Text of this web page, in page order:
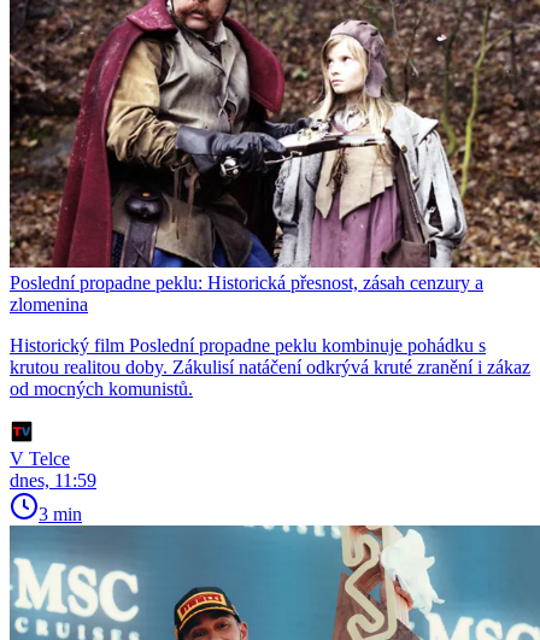
Poslední propadne peklu: Historická přesnost, zásah cenzury a
zlomenina
Historický film Poslední propadne peklu kombinuje pohádku s
krutou realitou doby. Zákulisí natáčení odkrývá kruté zranění i zákaz
od mocných komunistů.
V Telce
dnes, 11:59
3 min